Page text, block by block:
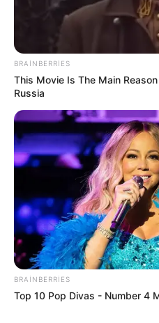
00:12 / 07 Avqust 2026
Bu 4 bürcü çətin
44
BRAINBERRIES
This Movie Is The Main
Russia
BRAINBERRIES
Top 10 Pop Divas - Number 4